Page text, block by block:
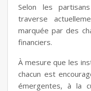
Selon les
traverse
marquée par des
financiers.
À mesure que les
chacun est
émergentes, à la